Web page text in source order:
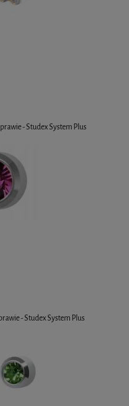
- Studex System Plus
- Studex System Plus